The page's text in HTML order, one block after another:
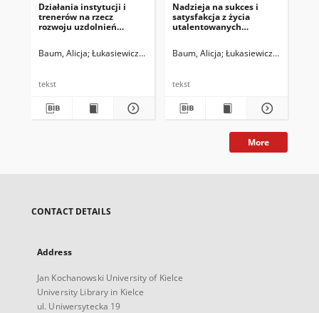
Działania instytucji i
trenerów na rzecz
rozwoju uzdolnień
spowodowanej
Baum, Alicja Łukasiewicz-Wieleba, Joanna
tekst
Nadzieja na sukces i
satysfakcja z życia
utalentowanych
Baum, Alicja Łukasiewicz-Wieleba,
tekst
More
CONTACT DETAILS
Address
Jan Kochanowski University of Kielce
University Library in Kielce
ul. Uniwersytecka 19